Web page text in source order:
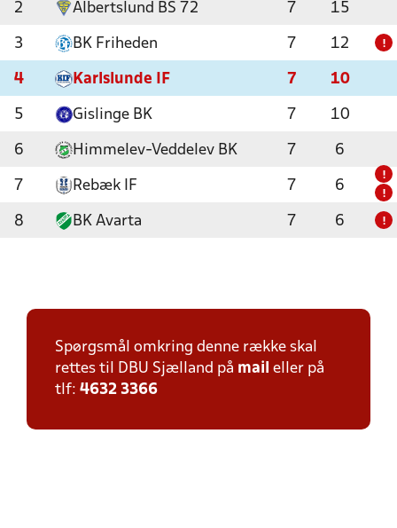
2 Albertslund BS 72 7 15
3 BK Friheden 7 12 !
4 Karlslunde IF 7 10
5 Gislinge BK 7 10
6 Himmelev-Veddelev BK 7 6
7 Rebæk IF 7 6
!
!
8 BK Avarta 7 6 !
Spørgsmål omkring denne række skal
rettes til DBU Sjælland på mail eller på
tlf: 4632 3366